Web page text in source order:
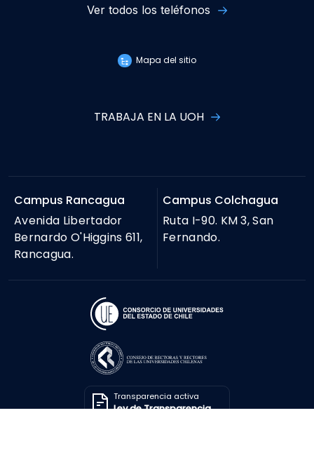
Ver todos los teléfonos
Mapa del sitio
TRABAJA EN LA UOH
Campus Rancagua
Avenida Libertador
Bernardo O'Higgins 611,
Rancagua.
Campus Colchagua
Ruta I-90. KM 3, San
Fernando.
Transparencia activa
Ley de Transparencia